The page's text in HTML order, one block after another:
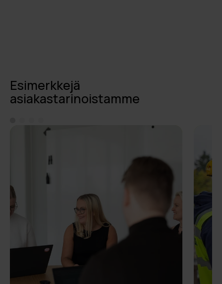
Esimerkkejä
asiakastarinoistamme